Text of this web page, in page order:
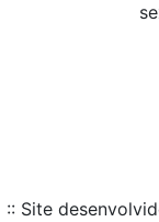
:: Site